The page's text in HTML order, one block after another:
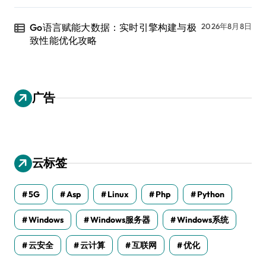
Go语言赋能大数据：实时引擎构建与极
致性能优化攻略
2026年8月8日
广告
云标签
5G Asp Linux Php Python
Windows Windows服务器 Windows系统
云安全 云计算 互联网 优化